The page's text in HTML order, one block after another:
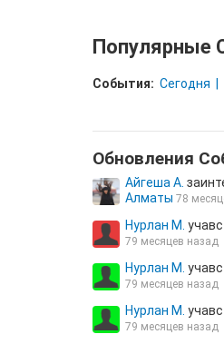
Популярные
События: Сегодня
Обновления
Айгеша А.
Алматы 78
Нурлан М.
79 месяцев назад
Нурлан М.
79 месяцев назад
Нурлан М.
79 месяцев назад